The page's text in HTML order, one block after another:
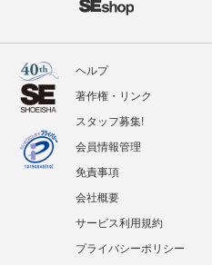
ヘルプ
著作権・リンク
スタッフ募集!
会員情報管理
免責事項
会社概要
サービス利用規約
プライバシーポリシー